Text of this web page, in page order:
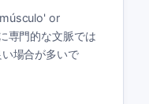
or
専門的な文脈では
場合が多いで